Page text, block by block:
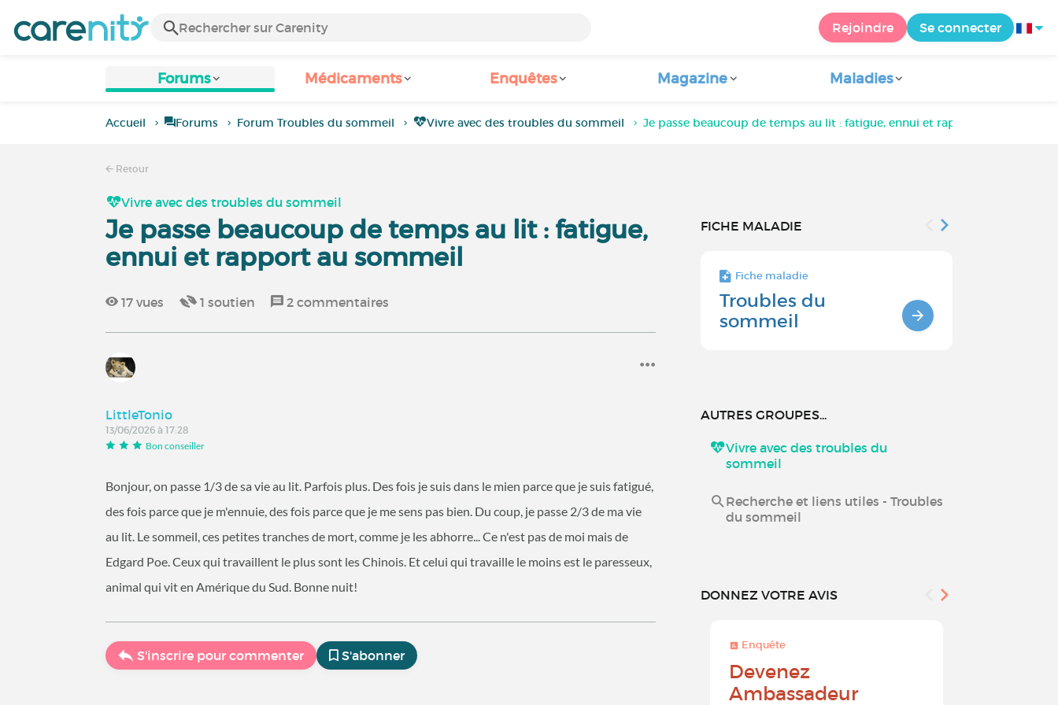
Rejoindre Se connecter
Forums Médicaments Enquêtes Magazine Maladies
Accueil Forums Forum Troubles du sommeil Vivre avec des troubles du sommeil Je passe beaucoup de temps au lit : fatigue, ennui et rapport au sommeil
Retour
Vivre avec des troubles du sommeil
Je passe beaucoup de temps au lit : fatigue,
ennui et rapport au sommeil
17 vues 1 soutien 2 commentaires
LittleTonio
13/06/2026 à 17:28
Bon conseiller
Bonjour, on passe 1/3 de sa vie au lit. Parfois plus. Des fois je suis dans le mien parce que je suis fatigué,
des fois parce que je m'ennuie, des fois parce que je me sens pas bien. Du coup, je passe 2/3 de ma vie
au lit. Le sommeil, ces petites tranches de mort, comme je les abhorre... Ce n'est pas de moi mais de
Edgard Poe. Ceux qui travaillent le plus sont les Chinois. Et celui qui travaille le moins est le paresseux,
animal qui vit en Amérique du Sud. Bonne nuit!
S'inscrire pour commenter S'abonner
FICHE MALADIE
Fiche maladie
Troubles du
sommeil
AUTRES GROUPES...
Vivre avec des troubles du
sommeil
Recherche et liens utiles - Troubles
du sommeil
DONNEZ VOTRE AVIS
Enquête
Devenez
Ambassadeur